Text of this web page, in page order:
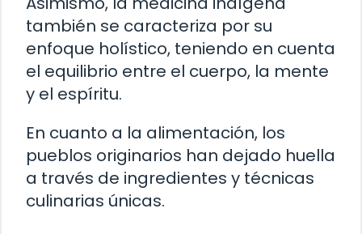
también se caracteriza por su
enfoque holístico, teniendo en cuenta
el equilibrio entre el cuerpo, la mente
y el espíritu.
En cuanto a la alimentación, los
pueblos originarios han dejado huella
a través de ingredientes y técnicas
culinarias únicas.